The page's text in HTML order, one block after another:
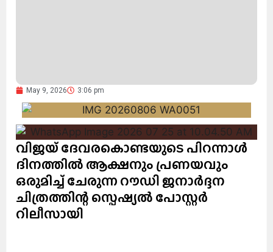
May 9, 2026 3:06 pm
വിജയ് ദേവരകൊണ്ടയുടെ പിറന്നാൾ
ദിനത്തിൽ ആക്ഷനും പ്രണയവും
ഒരുമിച്ച് ചേരുന്ന റൗഡി ജനാർദ്ദന
ചിത്രത്തിന്റ സ്പെഷ്യൽ പോസ്റ്റർ
റിലീസായി